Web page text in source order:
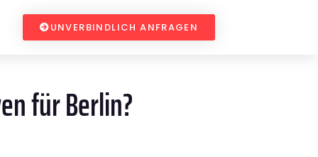
UNVERBINDLICH ANFRAGEN
für Berlin?